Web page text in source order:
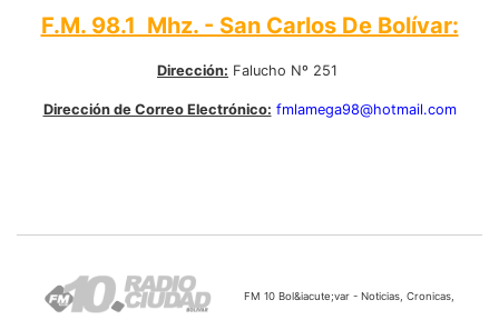
F.M. 98.1 Mhz. - San Carlos De Bolívar:
Dirección: Falucho Nº 251
Dirección de Correo Electrónico: fmlamega98@hotmail.com
FM 10 Bol&iacute;var - Noticias, Cronicas,